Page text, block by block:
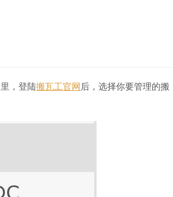
，登陆搬瓦工官网 后，选择你要管理的搬